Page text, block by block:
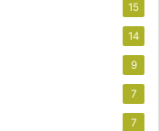
15
14
9
7
7